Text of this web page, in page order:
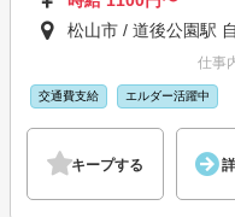
松山市 / 道後公園駅
仕事
交通費支給 エルダー活躍中
キープする